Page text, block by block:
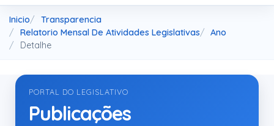
Inicio
Transparencia
Relatorio Mensal De Atividades Legislativas
Ano
Detalhe
PORTAL DO LEGISLATIVO
Publicações